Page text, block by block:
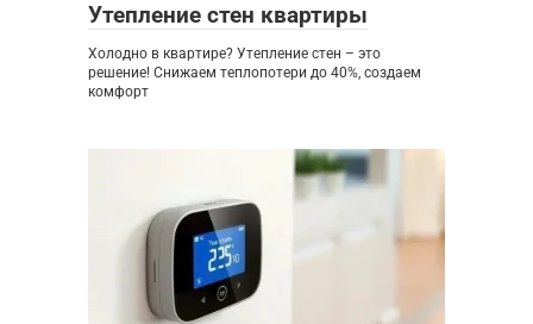
Утепление стен квартиры
Холодно в квартире? Утепление стен – это
решение! Снижаем теплопотери до 40%, создаем
комфорт